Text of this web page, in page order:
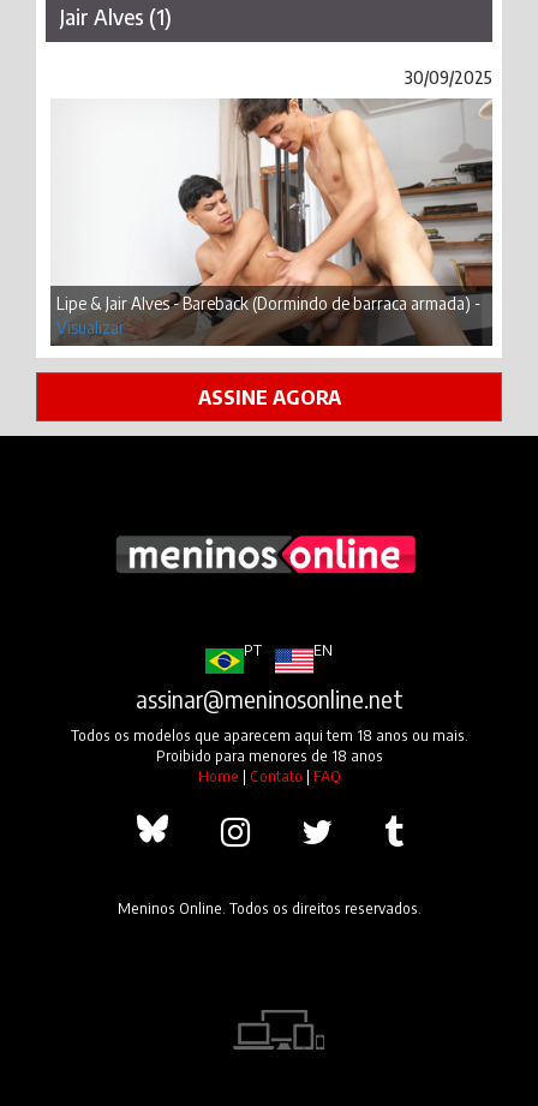
Jair Alves (1)
30/09/2025
Lipe & Jair Alves - Bareback (Dormindo de barraca armada) -
Visualizar
ASSINE AGORA
PT EN
assinar@meninosonline.net
Todos os modelos que aparecem aqui tem 18 anos ou mais.
Proibido para menores de 18 anos
Home | Contato | FAQ
Meninos Online. Todos os direitos reservados.